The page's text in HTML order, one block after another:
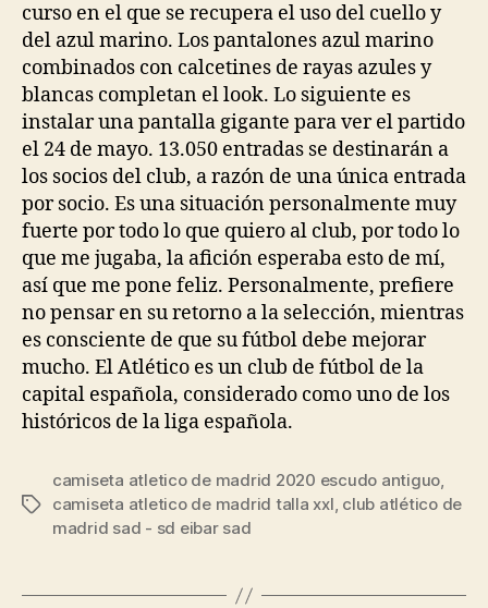
curso en el que se recupera el uso del cuello y
del azul marino. Los pantalones azul marino
combinados con calcetines de rayas azules y
blancas completan el look. Lo siguiente es
instalar una pantalla gigante para ver el partido
el 24 de mayo. 13.050 entradas se destinarán a
los socios del club, a razón de una única entrada
por socio. Es una situación personalmente muy
fuerte por todo lo que quiero al club, por todo lo
que me jugaba, la afición esperaba esto de mí,
así que me pone feliz. Personalmente, prefiere
no pensar en su retorno a la selección, mientras
es consciente de que su fútbol debe mejorar
mucho. El Atlético es un club de fútbol de la
capital española, considerado como uno de los
históricos de la liga española.
Etiquetas
camiseta atletico de madrid 2020 escudo antiguo,
camiseta atletico de madrid talla xxl, club atlético de
madrid sad - sd eibar sad